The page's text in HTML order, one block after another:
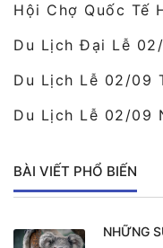
Hội Chợ Quốc Tế
Du Lịch Đại Lễ
Du Lịch Lễ 02/09
Du Lịch Lễ 02/09
BÀI VIẾT PHỔ BIẾN
NHỮNG